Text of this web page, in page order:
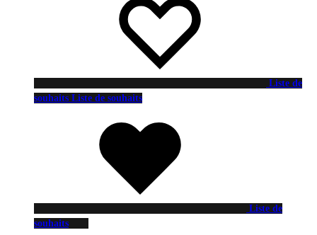
Liste de
souhaits Liste de souhaits
Liste de
souhaits